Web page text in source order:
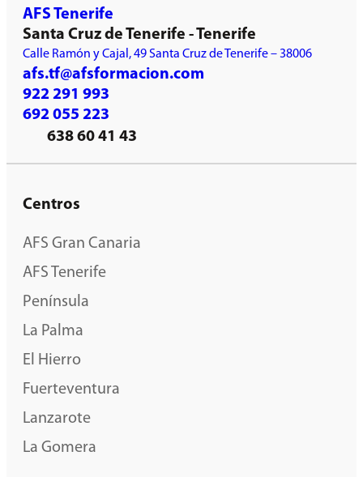
AFS Tenerife
Santa Cruz de Tenerife - Tenerife
Calle Ramón y Cajal, 49 Santa Cruz de Tenerife – 38006
afs.tf@afsformacion.com
922 291 993
692 055 223
638 60 41 43
Centros
AFS Gran Canaria
AFS Tenerife
Península
La Palma
El Hierro
Fuerteventura
Lanzarote
La Gomera